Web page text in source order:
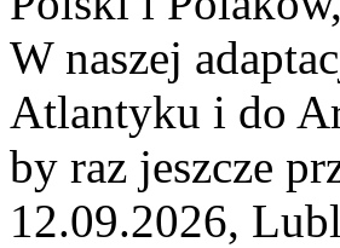
W naszej
Atlantyku i do
by raz jeszcze
12.09.2026,